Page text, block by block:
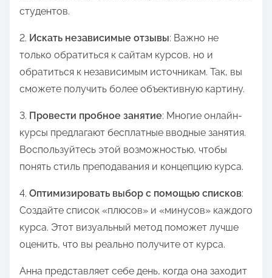
студентов.
2. Искать независимые отзывы: Важно не
только обратиться к сайтам курсов, но и
обратиться к независимым источникам. Так, вы
сможете получить более объективную картину.
3. Провести пробное занятие: Многие онлайн-
курсы предлагают бесплатные вводные занятия.
Воспользуйтесь этой возможностью, чтобы
понять стиль преподавания и концепцию курса.
4. Оптимизировать выбор с помощью списков:
Создайте список «плюсов» и «минусов» каждого
курса. Этот визуальный метод поможет лучше
оценить, что вы реально получите от курса.
Анна представляет себе день, когда она заходит